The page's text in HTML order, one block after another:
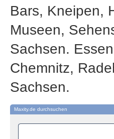
Bars, Kneipen,
Museen,
Sachsen.
Chemnitz,
Sachsen.
Maxity.de durchsuchen